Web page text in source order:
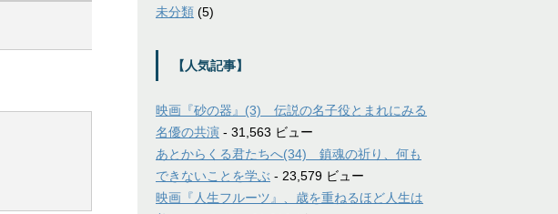
未分類 (5)
【人気記事】
映画『砂の器』(3) 伝説の名子役とまれにみる
名優の共演 - 31,563 ビュー
あとからくる君たちへ(34) 鎮魂の祈り、何も
できないことを学ぶ - 23,579 ビュー
映画『人生フルーツ』、歳を重ねるほど人生は